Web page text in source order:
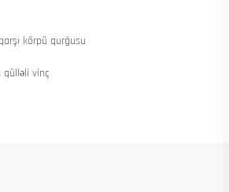
körpü qurğusu
qülləli vinç